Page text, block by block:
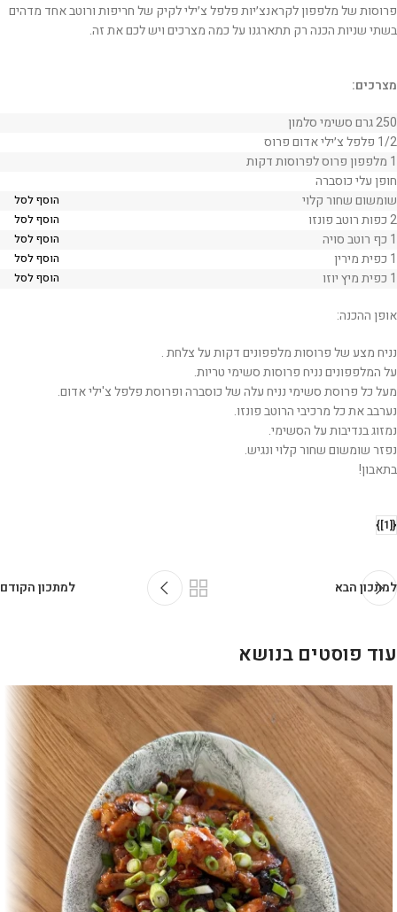
פרוסות של מלפפון לקראנצ׳יות פלפל צ׳ילי לקיק של חריפות ורוטב אחד מדהים
בשתי שניות הכנה רק תתארגנו על כמה מצרכים ויש לכם את זה.
מצרכים:
250 גרם סשימי סלמון
1/2 פלפל צ׳ילי אדום פרוס
1 מלפפון פרוס לפרוסות דקות
חופן עלי כוסברה
שומשום שחור קלוי
הוסף לסל
2 כפות רוטב פונזו הוסף לסל
1 כף רוטב סויה הוסף לסל
1 כפית מירין הוסף לסל
1 כפית מיץ יוזו הוסף לסל
אופן ההכנה:
נניח מצע של פרוסות מלפפונים דקות על צלחת .
על המלפפונים נניח פרוסות סשימי טריות.
מעל כל פרוסת סשימי נניח עלה של כוסברה ופרוסת פלפל צ'ילי אדום.
נערבב את כל מרכיבי הרוטב פונזו.
נמזוג בנדיבות על הסשימי.
נפזר שומשום שחור קלוי ונגיש.
בתאבון!
{[1]}
למתכון הבא למתכון הקודם
עוד פוסטים בנושא